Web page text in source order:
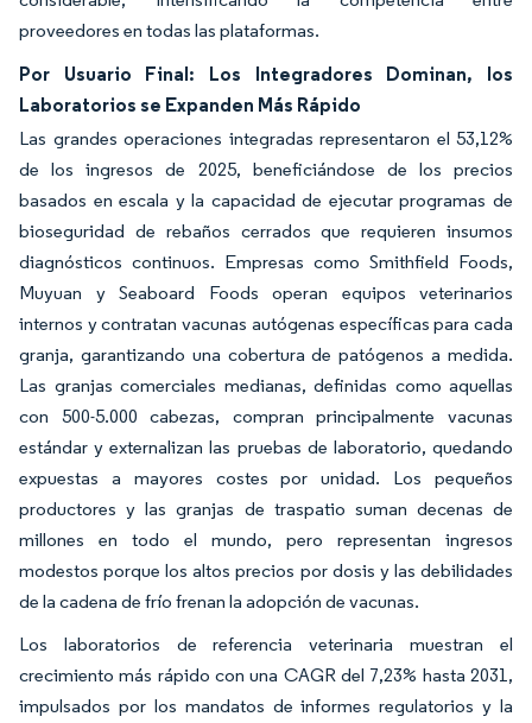
proveedores en todas las plataformas.
Por Usuario Final: Los Integradores Dominan, los
Laboratorios se Expanden Más Rápido
Las grandes operaciones integradas representaron el 53,12%
de los ingresos de 2025, beneficiándose de los precios
basados en escala y la capacidad de ejecutar programas de
bioseguridad de rebaños cerrados que requieren insumos
diagnósticos continuos. Empresas como Smithfield Foods,
Muyuan y Seaboard Foods operan equipos veterinarios
internos y contratan vacunas autógenas específicas para cada
granja, garantizando una cobertura de patógenos a medida.
Las granjas comerciales medianas, definidas como aquellas
con 500-5.000 cabezas, compran principalmente vacunas
estándar y externalizan las pruebas de laboratorio, quedando
expuestas a mayores costes por unidad. Los pequeños
productores y las granjas de traspatio suman decenas de
millones en todo el mundo, pero representan ingresos
modestos porque los altos precios por dosis y las debilidades
de la cadena de frío frenan la adopción de vacunas.
Los laboratorios de referencia veterinaria muestran el
crecimiento más rápido con una CAGR del 7,23% hasta 2031,
impulsados por los mandatos de informes regulatorios y la